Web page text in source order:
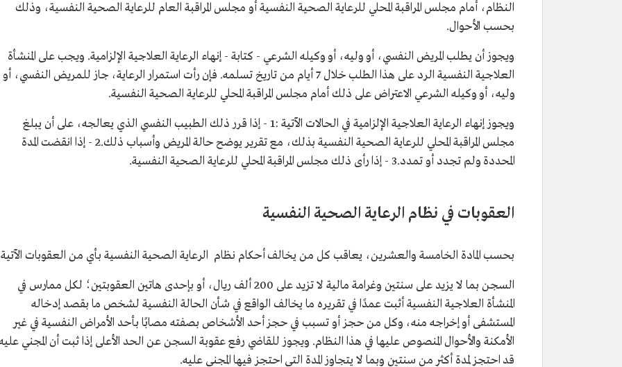
النظام، أمام مجلس المراقبة المحلي للرعاية الصحية النفسية أو مجلس المراقبة العام للرعاية الصحية النفسية، وذلك
بحسب الأحوال.
ويجوز أن يطلب المريض النفسي، أو وليه، أو وكيله الشرعي - كتابة - إنهاء الرعاية العلاجية الإلزامية. ويجب على المنشأة
العلاجية النفسية الرد على هذا الطلب خلال 7 أيام من تاريخ تسلمه. فإن رأت استمرار الرعاية، جاز للمريض النفسي، أو
وليه، أو وكيله الشرعي الاعتراض على ذلك أمام مجلس المراقبة المحلي للرعاية الصحية النفسية.
ويجوز إنهاء الرعاية العلاجية الإلزامية في الحالات الآتية :1 - إذا قرر ذلك الطبيب النفسي الذي يعالجه، على أن يبلغ
مجلس المراقبة المحلي للرعاية الصحية النفسية بذلك، مع تقرير يوضح حالة المريض وأسباب ذلك.2 - إذا انقضت المدة
المحددة ولم تجدد أو تمدد.3 - إذا رأى ذلك مجلس المراقبة المحلي للرعاية الصحية النفسية.
العقوبات في نظام الرعاية الصحية النفسية
بحسب المادة الخامسة والعشرين، يعاقب كل من يخالف أحكام نظام الرعاية الصحية النفسية بأي من العقوبات
السجن بما لا يزيد على سنتين وغرامة مالية لا تزيد على 200 ألف ريال، أو بإحدى هاتين العقوبتين؛ لكل ممارس في
المنشأة العلاجية النفسية أثبت عمدًا في تقريره ما يخالف الواقع في شأن الحالة النفسية لشخص ما بقصد إدخاله
المستشفى أو إخراجه منه، وكل من حجز أو تسبب في حجز أحد الأشخاص بصفته مصابًا بأحد الأمراض النفسية في غير
الأمكنة والأحوال المنصوص عليها في هذا النظام. ويجوز للقاضي رفع عقوبة السجن عن الحد الأعلى إذا ثبت أن المجني
قد احتجز لمدة أكثر من سنتين وبما لا يتجاوز المدة التي احتجز فيها المجني عليه.